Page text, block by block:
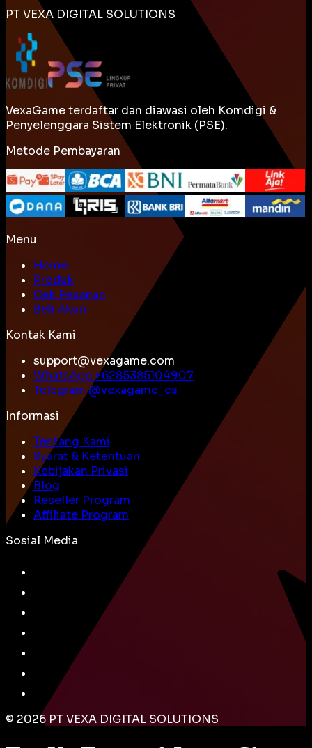
PT VEXA DIGITAL SOLUTIONS
VexaGame terdaftar dan diawasi oleh Komdigi &
Penyelenggara Sistem Elektronik (PSE).
Metode Pembayaran
Menu
Home
Produk
Cek Pesanan
Beli Akun
Kontak Kami
support@vexagame.com
WhatsApp +6285385104907
Telegram @vexagame_cs
Informasi
Tentang Kami
Syarat & Ketentuan
Kebijakan Privasi
Blog
Reseller Program
Affiliate Program
Sosial Media
© 2026 PT VEXA DIGITAL SOLUTIONS